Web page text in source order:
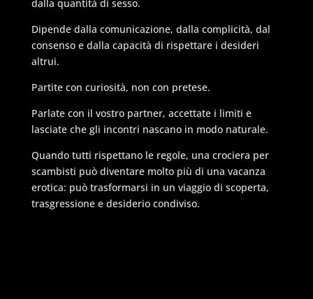
dalla quantità di sesso.
Dipende dalla comunicazione, dalla complicità, dal
consenso e dalla capacità di rispettare i desideri
altrui.
Partite con curiosità, non con pretese.
Parlate con il vostro partner, accettate i limiti e
lasciate che gli incontri nascano in modo naturale.
Quando tutti rispettano le regole, una crociera per
scambisti può diventare molto più di una vacanza
erotica: può trasformarsi in un viaggio di scoperta,
trasgressione e desiderio condiviso.